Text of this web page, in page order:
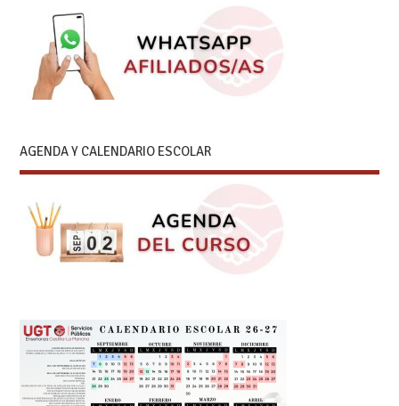
AGENDA Y CALENDARIO ESCOLAR